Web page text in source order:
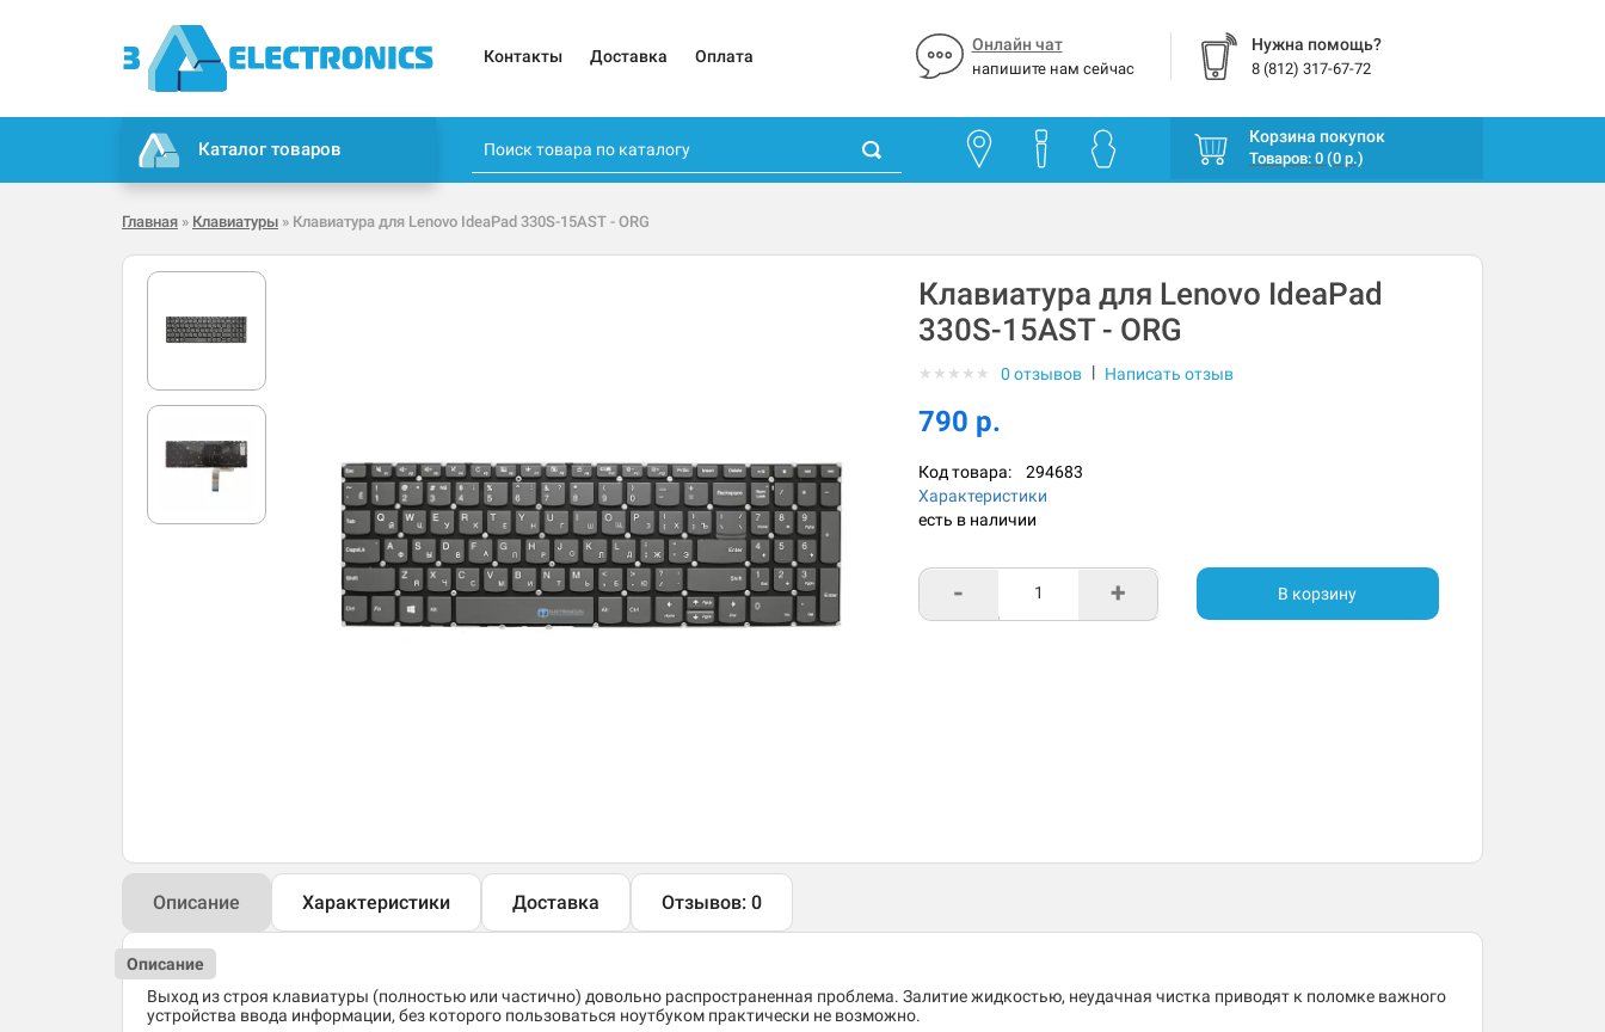
Контакты Доставка Оплата
Онлайн чат
напишите нам сейчас
Нужна помощь?
8 (812) 317-67-72
Каталог товаров
Корзина покупок
Товаров: 0 (0 р.)
Главная » Клавиатуры » Клавиатура для Lenovo IdeaPad 330S-15AST - ORG
Клавиатура для Lenovo IdeaPad
330S-15AST - ORG
★ ★ ★ ★ ★ 0 отзывов | Написать отзыв
790 р.
Код товара: 294683
Характеристики
есть в наличии
- + В корзину
Описание Характеристики Доставка Отзывов: 0
Описание
Выход из строя клавиатуры (полностью или частично) довольно распространенная проблема. Залитие жидкостью, неудачная чистка приводят к поломке важного
устройства ввода информации, без которого пользоваться ноутбуком практически не возможно.